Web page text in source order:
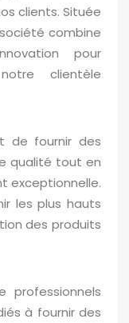
clients. Située
combine
pour
clientèle
de fournir des
qualité tout en
exceptionnelle.
les plus hauts
des produits
professionnels
à fournir des